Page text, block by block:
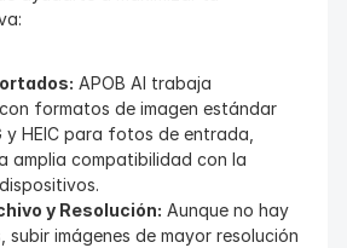
APOB AI trabaja
formatos de imagen estándar
y HEIC para fotos de entrada,
amplia compatibilidad con la
y Resolución: Aunque no hay
subir imágenes de mayor resolución